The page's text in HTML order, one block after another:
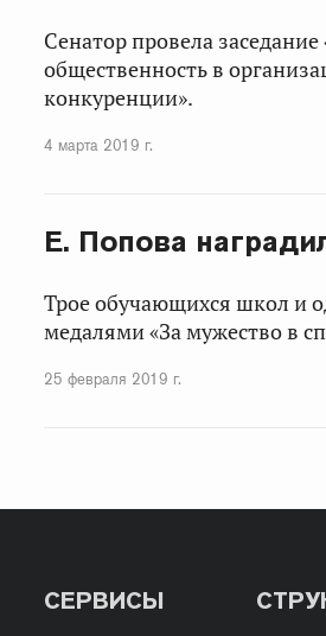
Сенатор провела
общественность в
конкуренции».
4 марта 2019 г.
Е. Попова
Трое обучающихся школ и
медалями «За мужество в
25 февраля 2019 г.
СЕРВИСЫ